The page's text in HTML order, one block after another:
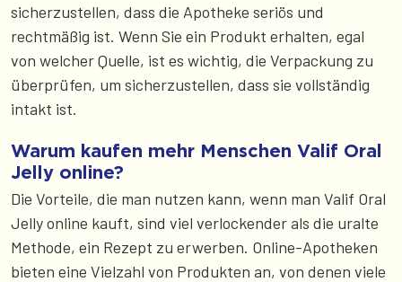
sicherzustellen, dass die Apotheke seriös und
rechtmäßig ist. Wenn Sie ein Produkt erhalten, egal
von welcher Quelle, ist es wichtig, die Verpackung zu
überprüfen, um sicherzustellen, dass sie vollständig
intakt ist.
Warum kaufen mehr Menschen Valif Oral
Jelly online?
Die Vorteile, die man nutzen kann, wenn man Valif Oral
Jelly online kauft, sind viel verlockender als die uralte
Methode, ein Rezept zu erwerben. Online-Apotheken
bieten eine Vielzahl von Produkten an, von denen viele